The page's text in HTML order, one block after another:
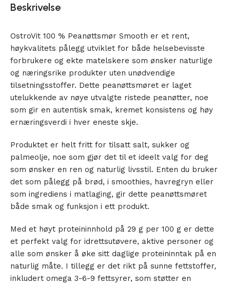
Beskrivelse
OstroVit 100 % Peanøttsmør Smooth er et rent,
høykvalitets pålegg utviklet for både helsebevisste
forbrukere og ekte matelskere som ønsker naturlige
og næringsrike produkter uten unødvendige
tilsetningsstoffer. Dette peanøttsmøret er laget
utelukkende av nøye utvalgte ristede peanøtter, noe
som gir en autentisk smak, kremet konsistens og høy
ernæringsverdi i hver eneste skje.
Produktet er helt fritt for tilsatt salt, sukker og
palmeolje, noe som gjør det til et ideelt valg for deg
som ønsker en ren og naturlig livsstil. Enten du bruker
det som pålegg på brød, i smoothies, havregryn eller
som ingrediens i matlaging, gir dette peanøttsmøret
både smak og funksjon i ett produkt.
Med et høyt proteininnhold på 29 g per 100 g er dette
et perfekt valg for idrettsutøvere, aktive personer og
alle som ønsker å øke sitt daglige proteininntak på en
naturlig måte. I tillegg er det rikt på sunne fettstoffer,
inkludert omega 3-6-9 fettsyrer, som støtter en